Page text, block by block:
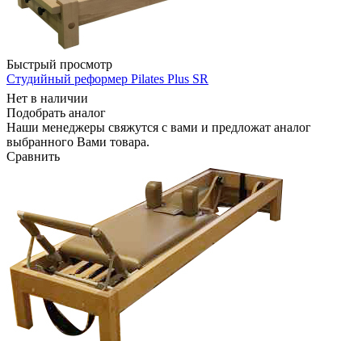
Быстрый просмотр
Cтудийный реформер Pilates Plus SR
Нет в наличии
Подобрать аналог
Наши менеджеры свяжутся с вами и предложат аналог
выбранного Вами товара.
Сравнить